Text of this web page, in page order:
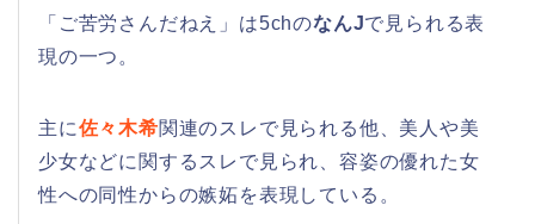
「ご苦労さんだねえ」は5chのなんJで見られる表
現の一つ。
主に佐々木希関連のスレで見られる他、美人や美
少女などに関するスレで見られ、容姿の優れた女
性への同性からの嫉妬を表現している。